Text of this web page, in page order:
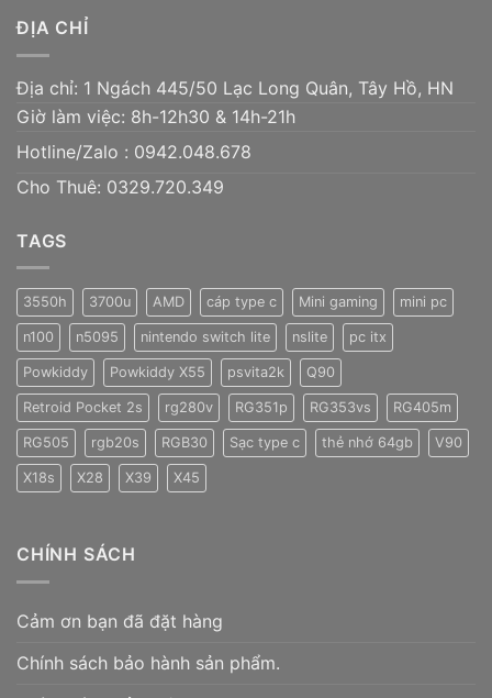
ĐỊA CHỈ
Địa chỉ: 1 Ngách 445/50 Lạc Long Quân, Tây Hồ, HN
Giờ làm việc: 8h-12h30 & 14h-21h
Hotline/Zalo : 0942.048.678
Cho Thuê: 0329.720.349
TAGS
3550h 3700u AMD cáp type c Mini gaming mini pc
n100 n5095 nintendo switch lite nslite pc itx
Powkiddy Powkiddy X55 psvita2k Q90
Retroid Pocket 2s rg280v RG351p RG353vs RG405m
RG505 rgb20s RGB30 Sạc type c thẻ nhớ 64gb V90
X18s X28 X39 X45
CHÍNH SÁCH
Cảm ơn bạn đã đặt hàng
Chính sách bảo hành sản phẩm.